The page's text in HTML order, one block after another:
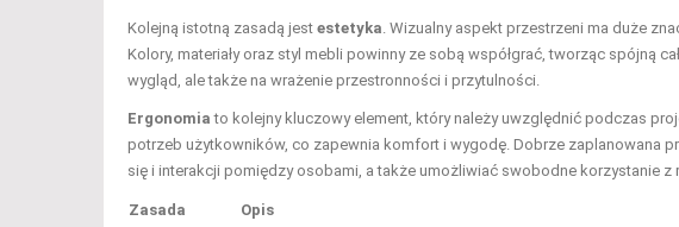
Kolejną istotną zasadą jest estetyka . Wizualny aspekt przestrzeni ma duże
Kolory, materiały oraz styl mebli powinny ze sobą współgrać, tworząc spójną
wygląd, ale także na wrażenie przestronności i przytulności.
Ergonomia to kolejny kluczowy element, który należy uwzględnić podczas
potrzeb użytkowników, co zapewnia komfort i wygodę. Dobrze zaplanowana
się i interakcji pomiędzy osobami, a także umożliwiać swobodne korzystanie
Zasada
Opis